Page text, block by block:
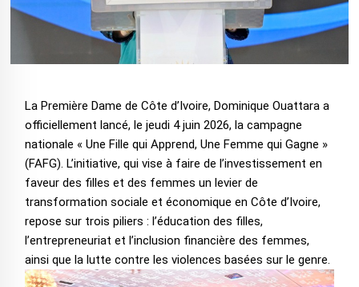
La Première Dame de Côte d’Ivoire, Dominique Ouattara a
officiellement lancé, le jeudi 4 juin 2026, la campagne
nationale « Une Fille qui Apprend, Une Femme qui Gagne »
(FAFG). L’initiative, qui vise à faire de l’investissement en
faveur des filles et des femmes un levier de
transformation sociale et économique en Côte d’Ivoire,
repose sur trois piliers : l’éducation des filles,
l’entrepreneuriat et l’inclusion financière des femmes,
ainsi que la lutte contre les violences basées sur le genre.